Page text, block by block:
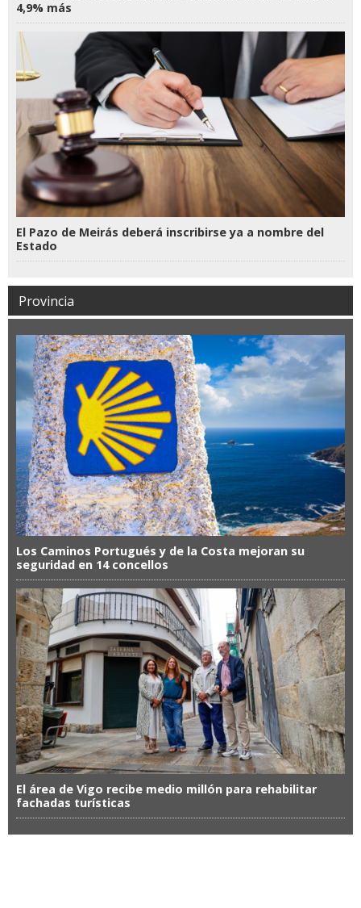
4,9% más
El Pazo de Meirás deberá inscribirse ya a nombre del
Estado
Provincia
Los Caminos Portugués y de la Costa mejoran su
seguridad en 14 concellos
El área de Vigo recibe medio millón para rehabilitar
fachadas turísticas